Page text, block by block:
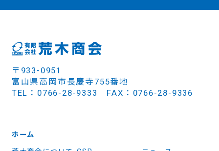
〒933-0951
富山県高岡市長慶寺755番地
TEL：0766-28-9333 FAX：0766-28-9336
ホーム